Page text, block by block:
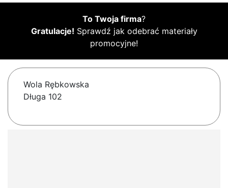
To Twoja firma?
Gratulacje! Sprawdź jak odebrać materiały
promocyjne!
Wola Rębkowska
Długa 102